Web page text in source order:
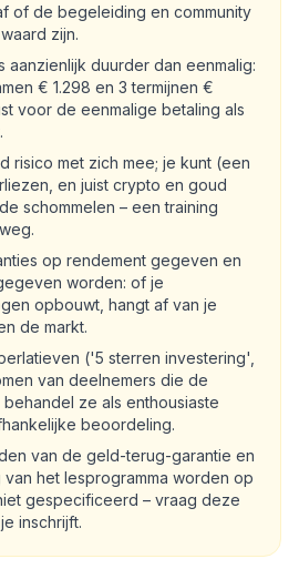
of de begeleiding en community
zijn.
aanzienlijk duurder dan eenmalig:
€ 1.298 en 3 termijnen €
voor de eenmalige betaling als
risico met zich mee; je kunt (een
en juist crypto en goud
schommelen – een training
op rendement gegeven en
worden: of je
opbouwt, hangt af van je
de markt.
('5 sterren investering',
van deelnemers die de
ze als enthousiaste
beoordeling.
van de geld-terug-garantie en
het lesprogramma worden op
gespecificeerd – vraag deze
inschrijft.